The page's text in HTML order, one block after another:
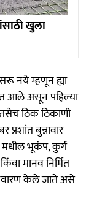
खुला
नये म्हणून ह्या
आले असून पहिल्या
ठिक ठिकाणी
बुन्नावार
मधील भूकंप, कुर्ग
मानव निर्मित
केले जाते असे